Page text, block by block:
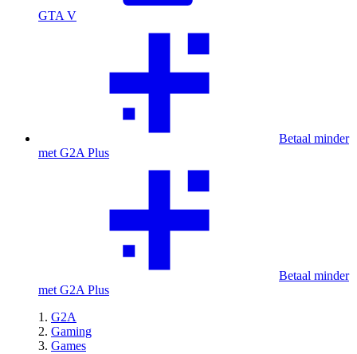
GTA V
Betaal minder
met G2A Plus
Betaal minder
met G2A Plus
G2A
Gaming
Games